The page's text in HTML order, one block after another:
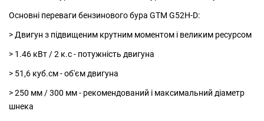
Основні переваги бензинового бура GTM G52H-D:
> Двигун з підвищеним крутним моментом і великим ресурсом
> 1.46 кВт / 2 к.с - потужність двигуна
> 51,6 куб.см - об'єм двигуна
> 250 мм / 300 мм - рекомендований і максимальний діаметр
шнека